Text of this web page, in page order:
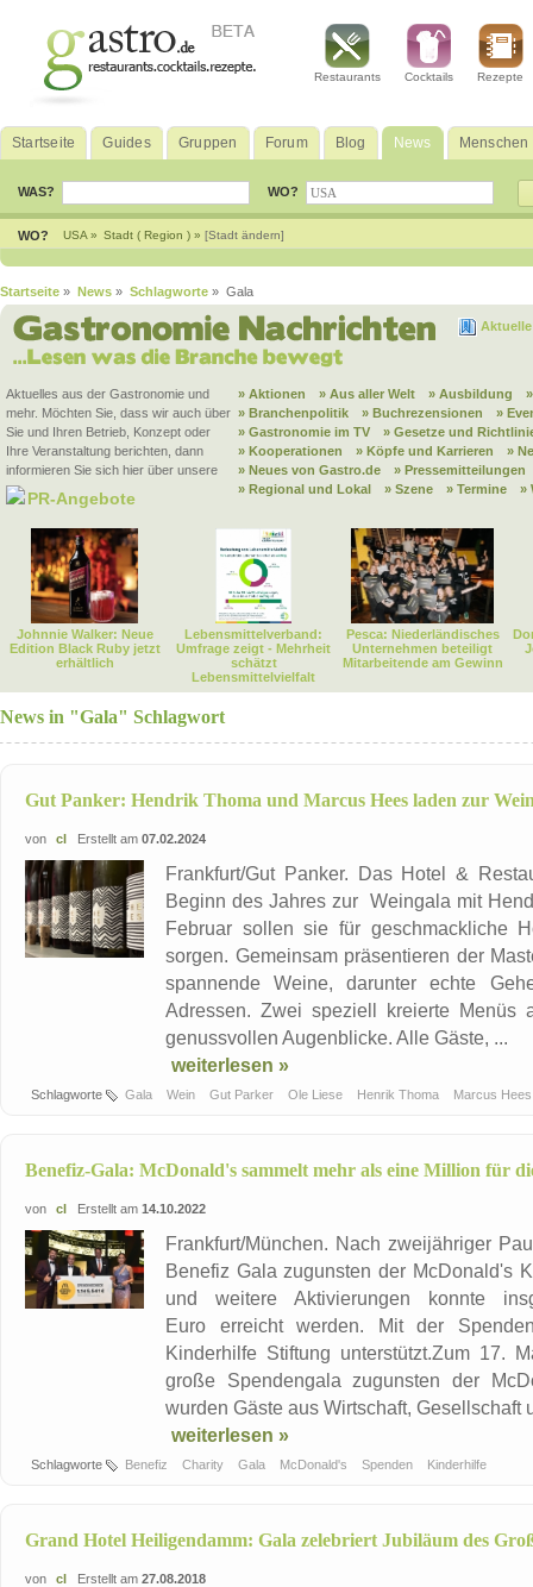
Restaurants Cocktails Rezepte
Startseite Guides Gruppen Forum Blog News Menschen
WAS? WO?
WO? USA » Stadt ( Region ) » [Stadt ändern]
Startseite » News » Schlagworte » Gala
Aktuelles aus der Gastronomie und
mehr. Möchten Sie, dass wir auch über
Sie und Ihren Betrieb, Konzept oder
Ihre Veranstaltung berichten, dann
informieren Sie sich hier über unsere
PR-Angebote
» Aktionen » Aus aller Welt » Ausbildung
» Branchenpolitik
» Buchrezensionen
»
» Gastronomie im TV
» Gesetze und
» Kooperationen
» Köpfe und Karrieren
»
» Neues von Gastro.de
» Pressemitteilungen
» Regional und Lokal
» Szene » Termine »
Johnnie Walker: Neue
Edition Black Ruby jetzt
erhältlich
Lebensmittelverband:
Umfrage zeigt - Mehrheit
schätzt
Lebensmittelvielfalt
Pesca: Niederländisches
Unternehmen beteiligt
Mitarbeitende am Gewinn
News in "Gala" Schlagwort
Gut Panker: Hendrik Thoma und Marcus Hees laden zur
von cl Erstellt am 07.02.2024
Frankfurt/Gut Panker. Das Hotel &
Beginn des Jahres zur Weingala mit
Februar sollen sie für geschmackliche
sorgen. Gemeinsam präsentieren der
spannende Weine, darunter echte
Adressen. Zwei speziell kreierte
genussvollen Augenblicke. Alle Gäste, ...
weiterlesen »
Schlagworte Gala Wein Gut Parker Ole Liese Henrik Thoma Marcus
Benefiz-Gala: McDonald's sammelt mehr als eine Million für
von cl Erstellt am 14.10.2022
Frankfurt/München. Nach zweijähriger
Benefiz Gala zugunsten der McDonald's
und weitere Aktivierungen konnte
Euro erreicht werden. Mit der
Kinderhilfe Stiftung unterstützt.Zum 17.
große Spendengala zugunsten der
wurden Gäste aus Wirtschaft, Gesellschaft
weiterlesen »
Schlagworte Benefiz Charity Gala McDonald's Spenden Kinderhilfe
Grand Hotel Heiligendamm: Gala zelebriert Jubiläum des
von cl Erstellt am 27.08.2018